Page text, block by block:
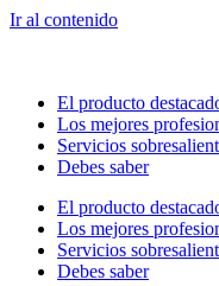
Ir al contenido
El producto
Los mejores
Servicios
Debes saber
El producto
Los mejores
Servicios
Debes saber